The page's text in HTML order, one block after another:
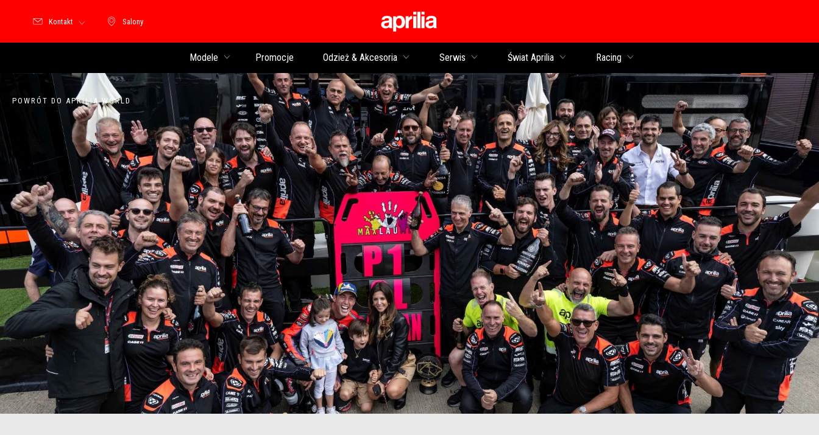
Salony
Salony
Kontakt
Modele Promocje Odzież & Akcesoria Serwis Świat Aprilia Racing
POWRÓT DO APRILIA WORLD